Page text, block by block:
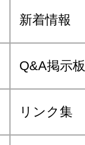
新着情報
Q&A掲示板
リンク集